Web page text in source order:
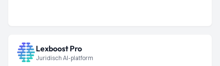
Lexboost Pro
Juridisch AI-platform